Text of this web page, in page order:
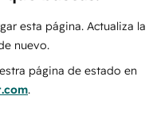
esta página. Actualiza la
nuevo.
página de estado en
.